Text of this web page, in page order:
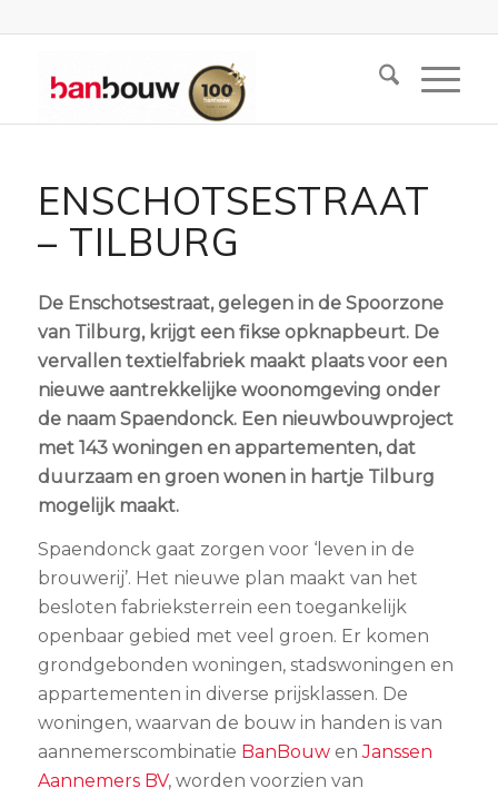
ENSCHOTSESTRAAT
– TILBURG
De Enschotsestraat, gelegen in de Spoorzone
van Tilburg, krijgt een fikse opknapbeurt. De
vervallen textielfabriek maakt plaats voor een
nieuwe aantrekkelijke woonomgeving onder
de naam Spaendonck. Een nieuwbouwproject
met 143 woningen en appartementen, dat
duurzaam en groen wonen in hartje Tilburg
mogelijk maakt.
Spaendonck gaat zorgen voor ‘leven in de
brouwerij’. Het nieuwe plan maakt van het
besloten fabrieksterrein een toegankelijk
openbaar gebied met veel groen. Er komen
grondgebonden woningen, stadswoningen en
appartementen in diverse prijsklassen. De
woningen, waarvan de bouw in handen is van
aannemerscombinatie BanBouwenJanssen
Aannemers BV, worden voorzien van